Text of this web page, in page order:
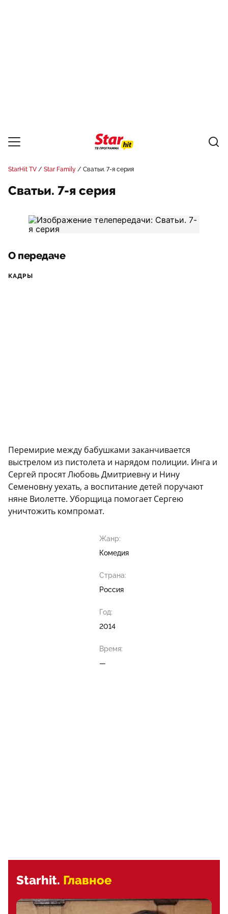
StarHit TV Star Family Сватьи. 7-я серия
Сватьи. 7-я серия
О передаче
КАДРЫ
Перемирие между бабушками заканчивается
выстрелом из пистолета и нарядом полиции. Инга и
Сергей просят Любовь Дмитриевну и Нину
Семеновну уехать, а воспитание детей поручают
няне Виолетте. Уборщица помогает Сергею
уничтожить компромат.
Жанр:
Комедия
Страна:
Россия
Год:
2014
Время:
—
Starhit. Главное